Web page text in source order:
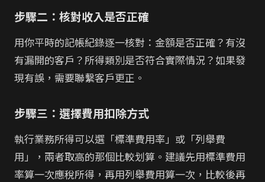
步驟二：核對收入是否正確
用你平時的記帳紀錄逐一核對：金額是否正確？有沒
有漏開的客戶？所得類別是否符合實際情況？如果發
現有誤，需要聯繫客戶更正。
步驟三：選擇費用扣除方式
執行業務所得可以選「標準費用率」或「列舉費
用」，兩者取高的那個比較划算。建議先用標準費用
率算一次應稅所得，再用列舉費用算一次，比較後再